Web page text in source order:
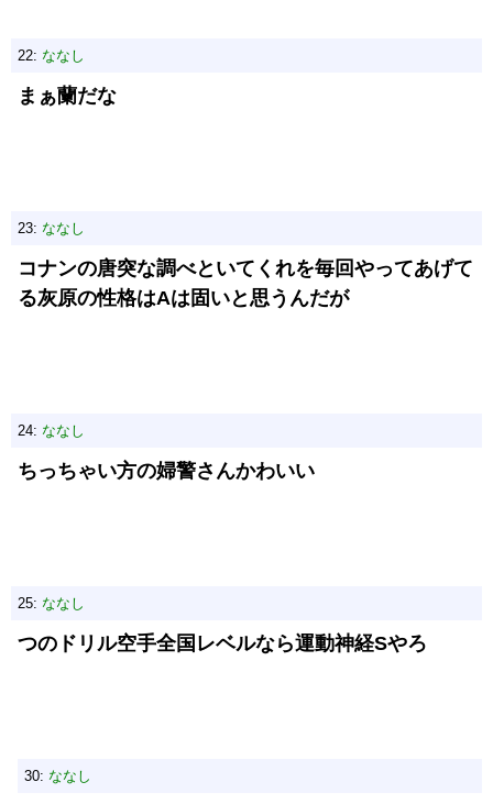
22: ななし
まぁ蘭だな
23: ななし
コナンの唐突な調べといてくれを毎回やってあげて
る灰原の性格はAは固いと思うんだが
24: ななし
ちっちゃい方の婦警さんかわいい
25: ななし
つのドリル空手全国レベルなら運動神経Sやろ
30: ななし